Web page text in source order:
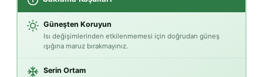
Güneşten Koruyun
Isı değişimlerinden etkilenmemesi için doğrudan güneş
ışığına maruz bırakmayınız.
Serin Ortam